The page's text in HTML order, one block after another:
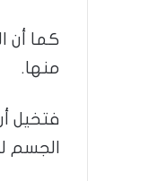
منها.
فتخيل
الجسم